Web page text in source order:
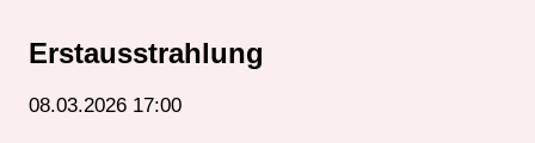
Erstausstrahlung
08.03.2026 17:00